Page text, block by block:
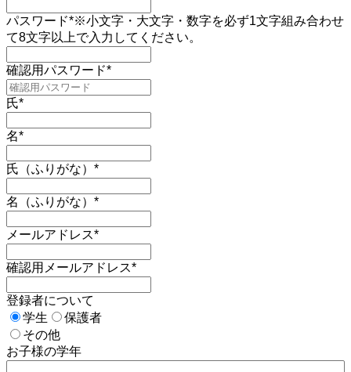
パスワード*※小文字・大文字・数字を必ず1文字組み合わせ
て8文字以上で入力してください。
確認用パスワード*
氏*
名*
氏（ふりがな） *
名（ふりがな） *
メールアドレス*
確認用メールアドレス*
登録者について
学生
保護者
その他
お子様の学年